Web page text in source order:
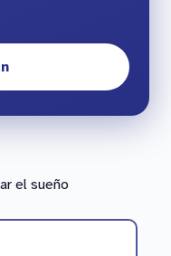
el sueño